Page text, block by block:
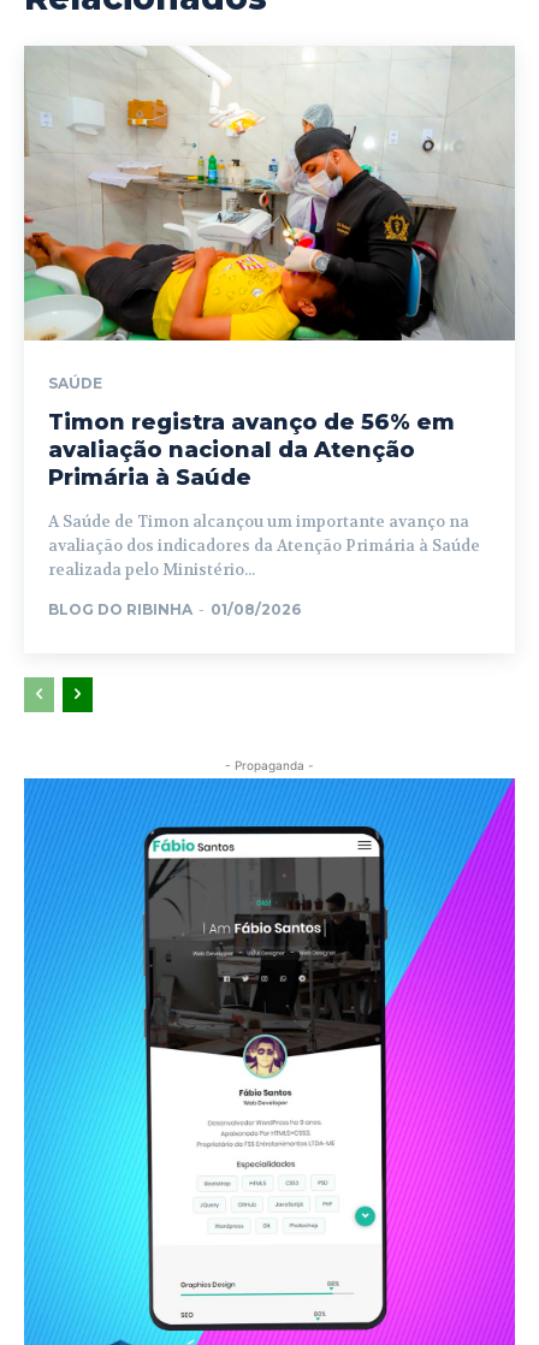
SAÚDE
Timon registra avanço de 56% em
avaliação nacional da Atenção
Primária à Saúde
A Saúde de Timon alcançou um importante avanço na
avaliação dos indicadores da Atenção Primária à Saúde
realizada pelo Ministério...
BLOG DO RIBINHA - 01/08/2026
- Propaganda -